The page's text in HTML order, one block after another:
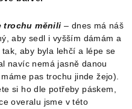
trochu měnili – dnes má náš
aby sedl i vyšším dámám a
aby byla lehčí a lépe se
navíc nemá jasně danou
pas trochu jinde žejo).
si ho dle potřeby páskem,
overalu jsme v této